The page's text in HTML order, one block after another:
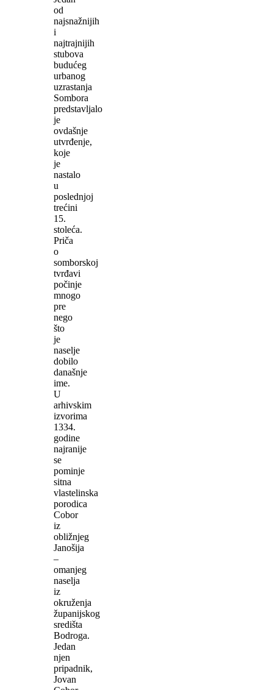
od
najsnažnijih
i
najtrajnijih
stubova
budućeg
urbanog
uzrastanja
Sombora
predstavljalo
je
ovdašnje
utvrđenje,
koje
je
nastalo
u
poslednjoj
trećini
15.
stoleća.
Priča
o
somborskoj
tvrđavi
počinje
mnogo
pre
nego
što
je
naselje
dobilo
današnje
ime.
U
arhivskim
izvorima
1334.
godine
najranije
se
pominje
sitna
vlastelinska
porodica
Cobor
iz
obližnjeg
Janošija
–
omanjeg
naselja
iz
okruženja
županijskog
središta
Bodroga.
Jedan
njen
pripadnik,
Jovan